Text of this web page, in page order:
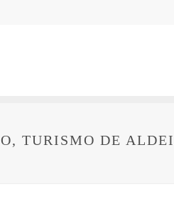
TURISMO DE